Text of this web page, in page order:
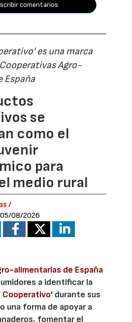
comentarios
es una marca
Agro-
España
se
como el
para
medio rural
/
05/08/2026
alimentarias de España
a identificar la
Cooperativo' durante sus
una forma de apoyar a
fomentar el